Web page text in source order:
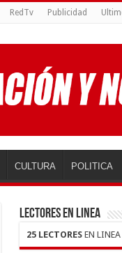
RedTv Publicidad
CULTURA POLITICA
LECTORES EN LINEA
25 LECTORESEN LINEA